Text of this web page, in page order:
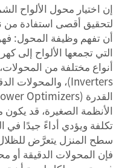
إن اختيار محول الألواح
لتحقيق أقصى استفادة من
أن تفهم وظيفة المحول:
التي تجمعها الألواح إلى
الأنظمة الصغيرة، قد يكون
تكلفة ويؤدي أداءً جيدًا في
سطح المنزل يتعرَّض
فإن المحولات الدقيقة أو